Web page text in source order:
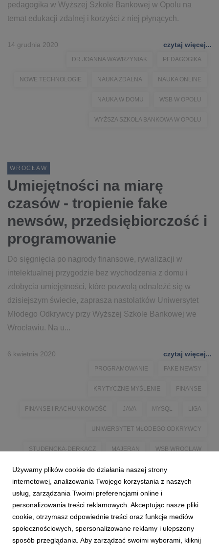
pedagogika w Wyższej Szkole Bankowej w Opolu na
temat edukacji zdalnej i korzyści z niej płynących.
14 grudnia 2020 czytaj więcej...
DR JOANNA WAWRZYNIAK PEDAGOGIKA
NOWE TECHNOLOGIE NAUKA ZDALNA NAUKA ONLINE
NAUKA W DOMU WSB W OPOLU
WYŻSZA SZKOŁA BANKOWA W OPOLU
WROCŁAW
Umiejętności na miarę
czasów - tropienie fake
newsów, przedsiębiorczość i
programowanie
Do sięgnięcia po nagrody finansowe, rywalizacji w
intelektualnej przygodzie bez wychodzenia z domu i
zdobycia umiejętności, które pozwolą odnaleźć się w
dzisiejszym świecie, zaprasza nastolatków Uniwersytet
Młodego Odkrywcy przy Wyższej Szkole Bankowej we
Wrocławiu. Na u...
6 kwietnia 2020 czytaj więcej...
PROGRAMOWANIE FAKE NEWSY
KRYTYCZNE MYŚLENIE FINANSE
FINANSE I RACHUNKOWOŚĆ JAVA MYSQL LIGA
UNIWERSYTET MŁODEGO ODKRYWCY
STUDENCKA-DERKACZ MAJERAN WSB WROCLAW
WSB WROCŁAW WROCLAWIU
WROCŁAWIU MŁODZIEŻ
NAUKA ONLINE ONLINE
Używamy plików cookie do działania naszej strony
internetowej, analizowania Twojego korzystania z naszych
usług, zarządzania Twoimi preferencjami online i
personalizowania treści reklamowych. Akceptując nasze pliki
cookie, otrzymasz odpowiednie treści oraz funkcje mediów
społecznościowych, spersonalizowane reklamy i ulepszony
sposób przeglądania. Aby zarządzać swoimi wyborami, kliknij